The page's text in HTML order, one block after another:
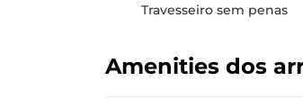
Travesseiro sem penas
Amenities dos